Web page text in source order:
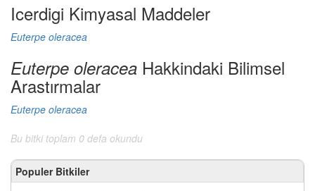
Icerdigi Kimyasal Maddeler
Euterpe oleracea
Euterpe oleracea Hakkindaki Bilimsel
Arastırmalar
Euterpe oleracea
Bu bitki toplam 0 defa okundu
Populer Bitkiler